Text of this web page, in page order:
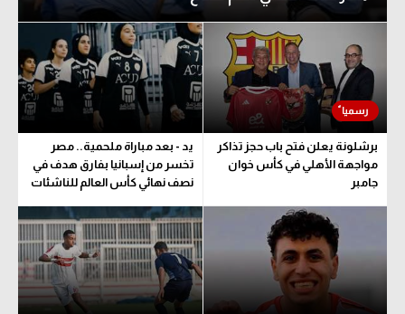
برشلونة يعلن فتح باب حجز تذاكر
مواجهة الأهلي في كأس خوان
جامبر
يد - بعد مباراة ملحمية.. مصر
تخسر من إسبانيا بفارق هدف في
نصف نهائي كأس العالم للناشئات